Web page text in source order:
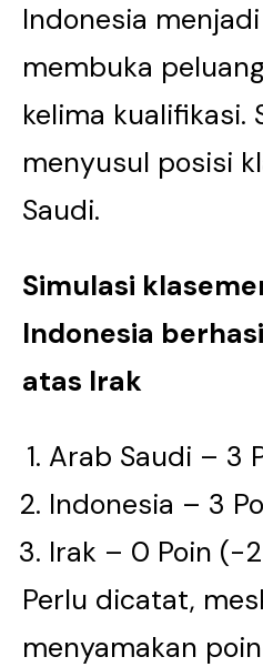
Indonesia
membuka
kelima kualifikasi.
menyusul posisi
Saudi.
Simulasi
Indonesia
atas Irak
Arab Saudi – 3
Indonesia – 3
Irak – 0 Poin (-
Perlu dicatat,
menyamakan